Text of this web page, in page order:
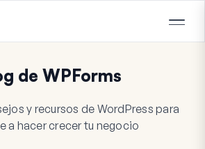
de WPForms
y recursos de WordPress para
a hacer crecer tu negocio